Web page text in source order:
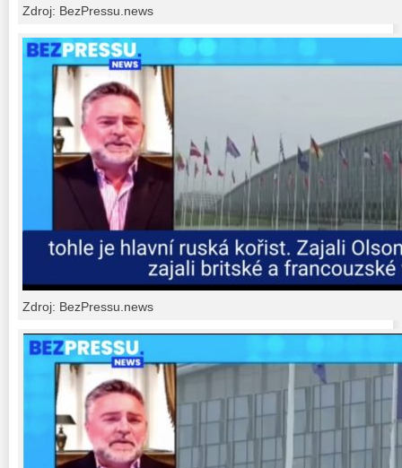
Zdroj: BezPressu.news
Zdroj: BezPressu.news